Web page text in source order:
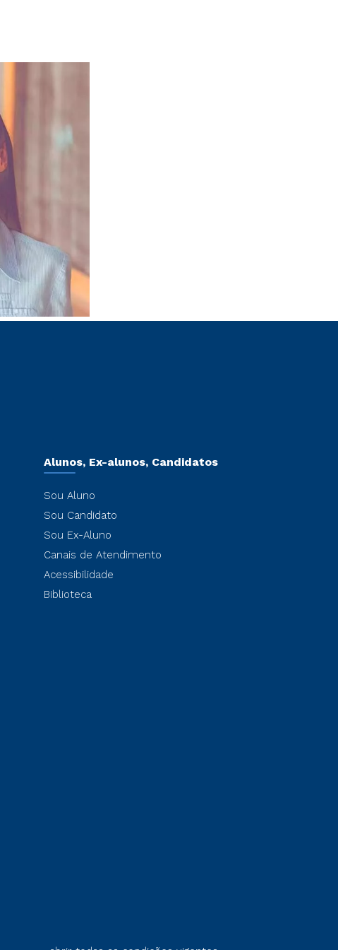
Alunos, Ex-alunos, Candidatos
Sou Aluno
Sou Candidato
Sou Ex-Aluno
Canais de Atendimento
Acessibilidade
Biblioteca